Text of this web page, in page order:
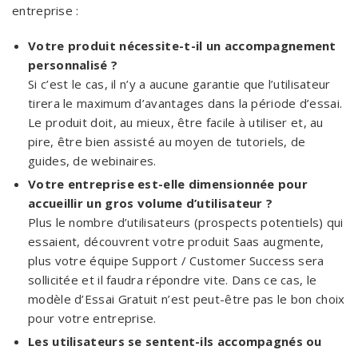
entreprise :
Votre produit nécessite-t-il un accompagnement
personnalisé ?
Si c’est le cas, il n’y a aucune garantie que l’utilisateur
tirera le maximum d’avantages dans la période d’essai.
Le produit doit, au mieux, être facile à utiliser et, au
pire, être bien assisté au moyen de tutoriels, de
guides, de webinaires.
Votre entreprise est-elle dimensionnée pour
accueillir un gros volume d’utilisateur ?
Plus le nombre d’utilisateurs (prospects potentiels) qui
essaient, découvrent votre produit Saas augmente,
plus votre équipe Support / Customer Success sera
sollicitée et il faudra répondre vite. Dans ce cas, le
modèle d’Essai Gratuit n’est peut-être pas le bon choix
pour votre entreprise.
Les utilisateurs se sentent-ils accompagnés ou